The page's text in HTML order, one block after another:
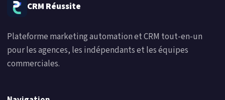
CRM Réussite
Plateforme marketing automation et CRM tout-en-un
pour les agences, les indépendants et les équipes
commerciales.